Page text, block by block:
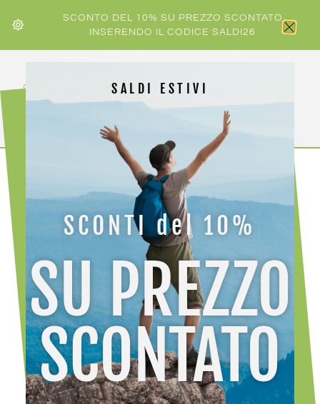
SCONTO DEL 10% SU PREZZO SCONTATO
INSERENDO IL CODICE SALDI26
HOME /CALZATURE / BIOLINE HOLLY
SALDI ESTIVI
SCONTI del 10%
SU PREZZO
SCONTATO